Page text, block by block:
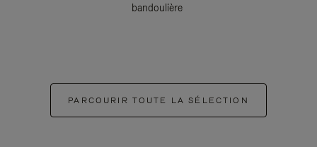
bandoulière
PARCOURIR TOUTE LA SÉLECTION